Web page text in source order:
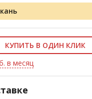
КУПИТЬ В ОДИН КЛИК
в месяц